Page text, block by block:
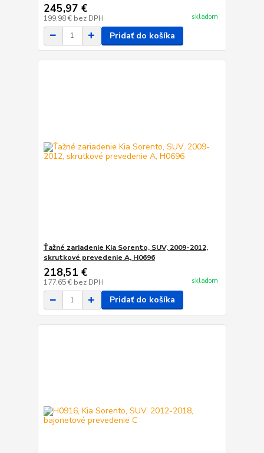
245,97 €
199,98 € bez DPH skladom
Pridať do košíka
Ťažné zariadenie Kia Sorento, SUV, 2009-2012,
skrutkové prevedenie A, H0696
218,51 €
177,65 € bez DPH skladom
Pridať do košíka